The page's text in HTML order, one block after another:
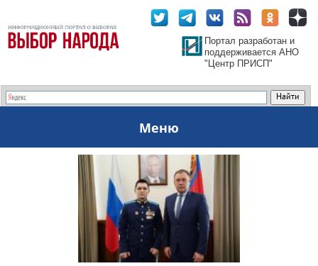
Портал разработан и
поддерживается АНО
"Центр ПРИСП"
Меню